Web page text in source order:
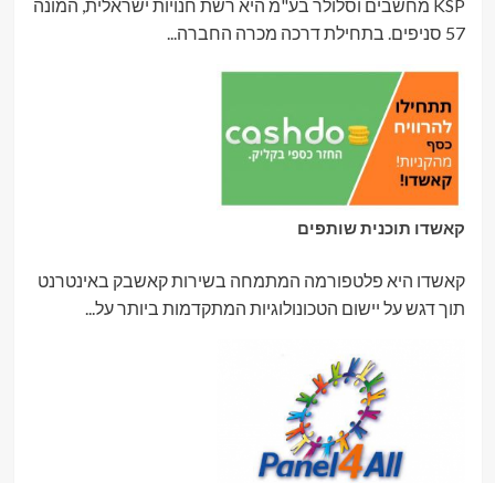
KSP מחשבים וסלולר בע"מ היא רשת חנויות ישראלית, המונה
57 סניפים. בתחילת דרכה מכרה החברה...
קאשדו תוכנית שותפים
קאשדו היא פלטפורמה המתמחה בשירות קאשבק באינטרנט
תוך דגש על יישום הטכונולוגיות המתקדמות ביותר על...